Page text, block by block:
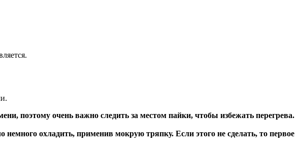
поэтому очень важно следить за местом пайки, чтобы избежать перегрева.
немного охладить, применив мокрую тряпку. Если этого не сделать, то первое